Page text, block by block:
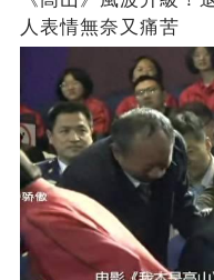
人表情無奈又痛苦